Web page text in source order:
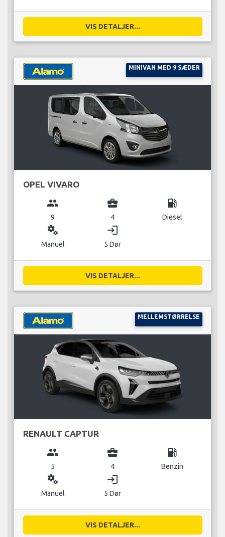
VIS DETALJER...
MINIVAN MED 9 SÆDER
OPEL VIVARO
group
9
business_center
4
local_gas_station
Diesel
miscellaneous_services
Manuel
login
5 Dør
VIS DETALJER...
MELLEMSTØRRELSE
RENAULT CAPTUR
group
5
business_center
4
local_gas_station
Benzin
miscellaneous_services
Manuel
login
5 Dør
VIS DETALJER...